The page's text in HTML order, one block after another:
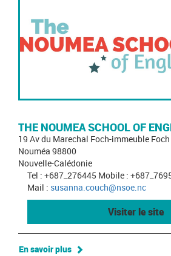
THE NOUMEA SCHOOL OF
19 Av du Marechal Foch-immeuble Foch
Nouméa 98800
Nouvelle-Calédonie
Tel : +687_276445 Mobile :
Mail : susanna.couch@nsoe.nc
Visiter le site
En savoir plus